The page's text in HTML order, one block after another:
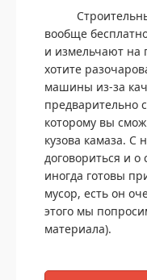
Строительный
вообще
и измельчают на
хотите
машины из-за
предварительно
которому вы
кузова камаза. С
договориться и
иногда готовы
мусор, есть он
этого мы
материала).